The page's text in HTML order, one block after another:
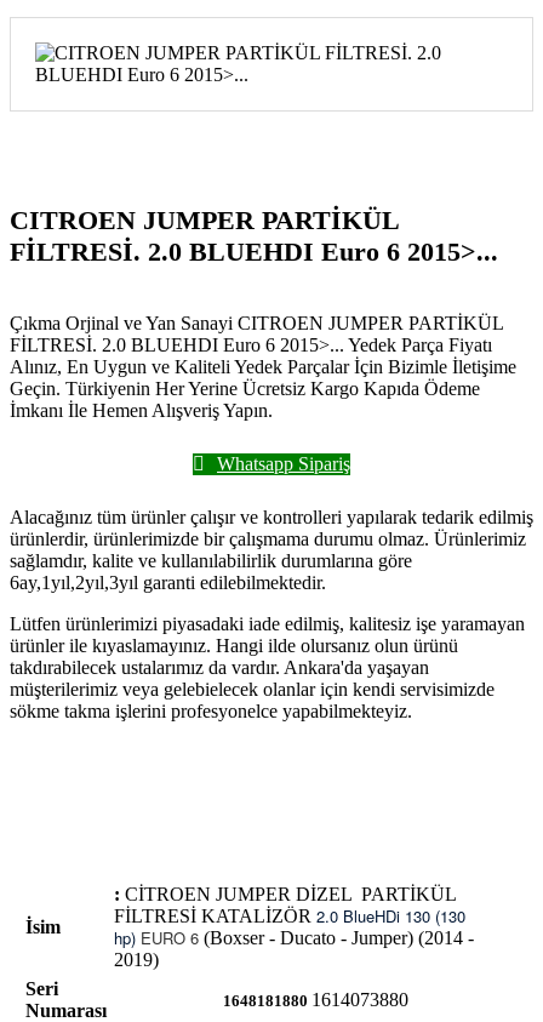
CITROEN JUMPER PARTİKÜL
FİLTRESİ. 2.0 BLUEHDI Euro 6 2015>...
Çıkma Orjinal ve Yan Sanayi CITROEN JUMPER PARTİKÜL
FİLTRESİ. 2.0 BLUEHDI Euro 6 2015>... Yedek Parça Fiyatı
Alınız, En Uygun ve Kaliteli Yedek Parçalar İçin Bizimle İletişime
Geçin. Türkiyenin Her Yerine Ücretsiz Kargo Kapıda Ödeme
İmkanı İle Hemen Alışveriş Yapın.
Whatsapp Sipariş
Alacağınız tüm ürünler çalışır ve kontrolleri yapılarak tedarik edilmiş
ürünlerdir, ürünlerimizde bir çalışmama durumu olmaz. Ürünlerimiz
sağlamdır, kalite ve kullanılabilirlik durumlarına göre
6ay,1yıl,2yıl,3yıl garanti edilebilmektedir.
Lütfen ürünlerimizi piyasadaki iade edilmiş, kalitesiz işe yaramayan
ürünler ile kıyaslamayınız. Hangi ilde olursanız olun ürünü
takdırabilecek ustalarımız da vardır. Ankara'da yaşayan
müşterilerimiz veya gelebielecek olanlar için kendi servisimizde
sökme takma işlerini profesyonelce yapabilmekteyiz.
İsim
: CİTROEN JUMPER DİZEL PARTİKÜL
FİLTRESİ KATALİZÖR 2.0 BlueHDi 130 (130
hp) EURO 6 (Boxser - Ducato - Jumper) (2014 -
2019)
Seri
Numarası
1648181880 1614073880